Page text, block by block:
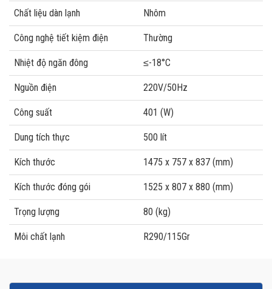
Chất liệu dàn lạnh Nhôm
Công nghệ tiết kiệm điện Thường
Nhiệt độ ngăn đông ≤-18°C
Nguồn điện 220V/50Hz
Công suất 401 (W)
Dung tích thực 500 lít
Kích thước 1475 x 757 x 837 (mm)
Kích thước đóng gói 1525 x 807 x 880 (mm)
Trọng lượng 80 (kg)
Môi chất lạnh R290/115Gr